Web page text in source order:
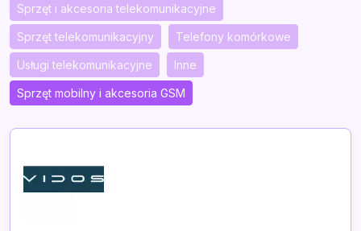
Sprzęt i akcesoria telekomunikacyjne
Sprzęt telekomunikacyjny Telefony komórkowe
Usługi telekomunikacyjne Inne
Sprzęt mobilny i akcesoria GSM